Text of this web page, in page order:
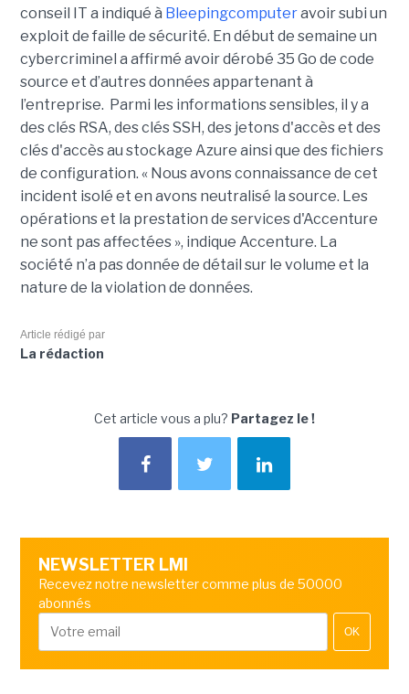
conseil IT a indiqué à Bleepingcomputeravoir subi un
exploit de faille de sécurité. En début de semaine un
cybercriminel a affirmé avoir dérobé 35 Go de code
source et d’autres données appartenant à
l’entreprise. Parmi les informations sensibles, il y a
des clés RSA, des clés SSH, des jetons d'accès et des
clés d'accès au stockage Azure ainsi que des fichiers
de configuration. « Nous avons connaissance de cet
incident isolé et en avons neutralisé la source. Les
opérations et la prestation de services d'Accenture
ne sont pas affectées », indique Accenture. La
société n’a pas donnée de détail sur le volume et la
nature de la violation de données.
Article rédigé par
La rédaction
Cet article vous a plu? Partagez le !
NEWSLETTER LMI
Recevez notre newsletter comme plus de 50000
abonnés
OK